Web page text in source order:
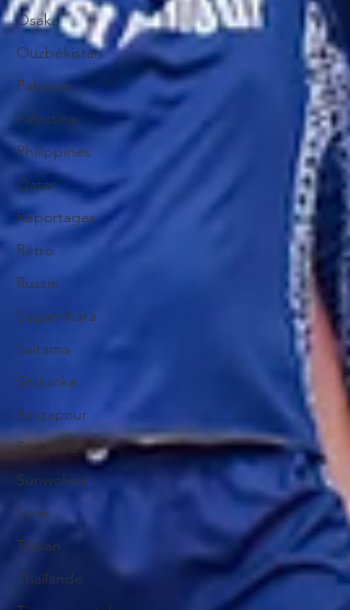
Osaka
Ouzbékistan
Pakistan
Palestine
Philippines
Qatar
Reportages
Rétro
Russie
Sagamihara
Saitama
Shizuoka
Singapour
Sri Lanka
Sunwolves
Syrie
Taïwan
Thaïlande